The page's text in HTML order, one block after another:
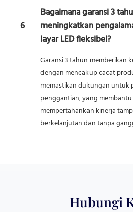
6
Bagaimana garansi 3
meningkatkan
layar LED fleksibel?
Garansi 3 tahun memberikan
dengan mencakup cacat
memastikan dukungan untuk
penggantian, yang
mempertahankan kinerja
berkelanjutan dan tanpa
Hubungi